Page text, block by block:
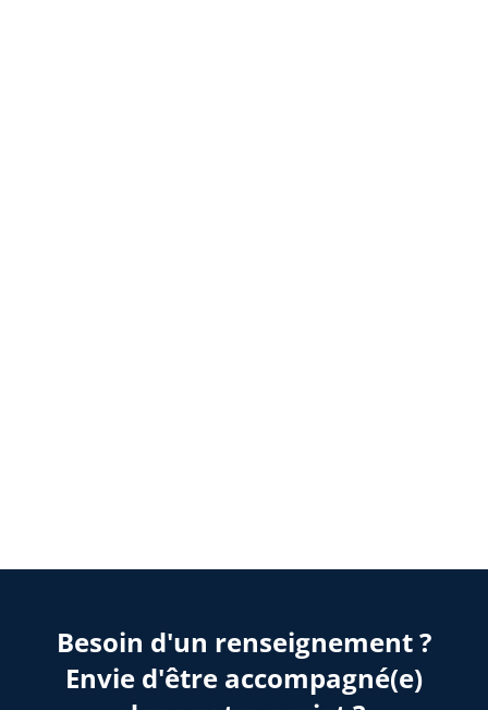
Besoin d'un renseignement ?
Envie d'être accompagné(e)